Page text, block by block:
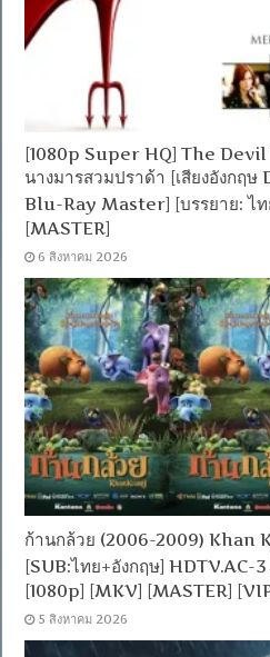
[1080p Super HQ] The
นางมารสวมปราด้า [เสียงอังกฤษ
Blu-Ray Master] [บรรยาย: ไ
[MASTER]
6 สิงหาคม 2026
ก้านกล้วย (2006-2009) Khan
[SUB:ไทย+อังกฤษ] HDTV.AC-
[1080p] [MKV] [MASTER]
5 สิงหาคม 2026